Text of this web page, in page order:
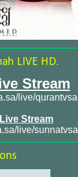
LIVE HD.
Stream
live/qurantvsa
Stream
live/sunnatvsa